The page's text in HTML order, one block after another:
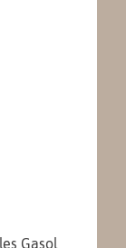
Gasol